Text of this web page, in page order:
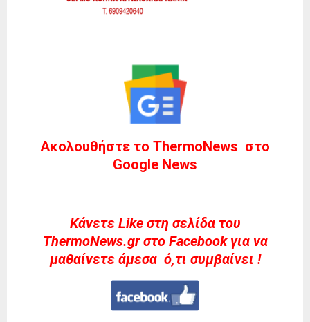
Ακολουθήστε το ThermoNews στο
Google News
Kάνετε Like στη σελίδα του
ThermoNews.gr στο Facebook για να
μαθαίνετε άμεσα ό,τι συμβαίνει !